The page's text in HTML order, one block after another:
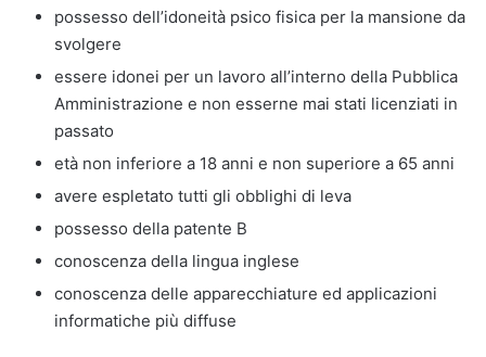
possesso dell’idoneità psico fisica per la mansione da
svolgere
essere idonei per un lavoro all’interno della Pubblica
Amministrazione e non esserne mai stati licenziati in
passato
età non inferiore a 18 anni e non superiore a 65 anni
avere espletato tutti gli obblighi di leva
possesso della patente B
conoscenza della lingua inglese
conoscenza delle apparecchiature ed applicazioni
informatiche più diffuse